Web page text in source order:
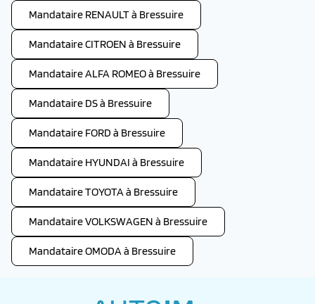
Mandataire RENAULT à Bressuire
Mandataire CITROEN à Bressuire
Mandataire ALFA ROMEO à Bressuire
Mandataire DS à Bressuire
Mandataire FORD à Bressuire
Mandataire HYUNDAI à Bressuire
Mandataire TOYOTA à Bressuire
Mandataire VOLKSWAGEN à Bressuire
Mandataire OMODA à Bressuire